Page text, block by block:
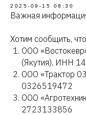
2025-09-15 08:30
Важная
Хотим сообщить,
ООО
(Якутия), ИНН
ООО «Трактор
0326519472
ООО
2723133856